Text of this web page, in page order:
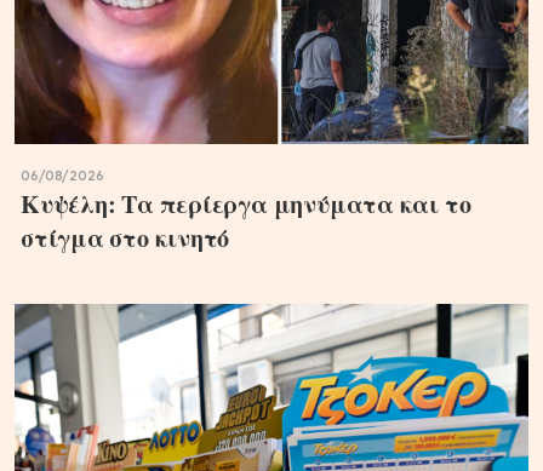
06/08/2026
Κυψέλη: Τα περίεργα μηνύματα και το
στίγμα στο κινητό